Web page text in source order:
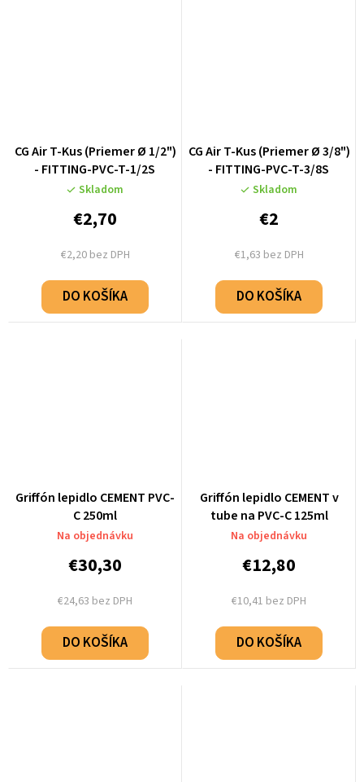
CG Air T-Kus (Priemer Ø 1/2")
- FITTING-PVC-T-1/2S
Skladom
€2,20 bez DPH
€2,70
DO KOŠÍKA
CG Air T-Kus (Priemer Ø 3/8")
- FITTING-PVC-T-3/8S
Skladom
€1,63 bez DPH
€2
DO KOŠÍKA
Griffón lepidlo CEMENT PVC-
C 250ml
Na objednávku
€24,63 bez DPH
€30,30
DO KOŠÍKA
Griffón lepidlo CEMENT v
tube na PVC-C 125ml
Na objednávku
€10,41 bez DPH
€12,80
DO KOŠÍKA